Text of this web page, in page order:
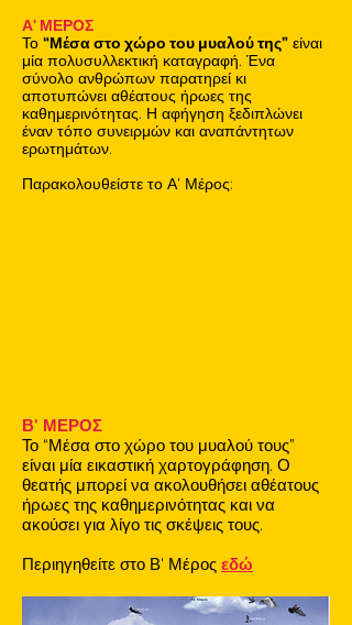
Α' ΜΕΡΟΣ
Το “Μέσα στο χώρο του μυαλού της” είναι
μία πολυσυλλεκτική καταγραφή. Ένα
σύνολο ανθρώπων παρατηρεί κι
αποτυπώνει αθέατους ήρωες της
καθημερινότητας. Η αφήγηση ξεδιπλώνει
έναν τόπο συνειρμών και αναπάντητων
ερωτημάτων.
Παρακολουθείστε το Α' Μέρος:
Β' ΜΕΡΟΣ
Το “Μέσα στο χώρο του μυαλού τους”
είναι μία εικαστική χαρτογράφηση. Ο
θεατής μπορεί να ακολουθήσει αθέατους
ήρωες της καθημερινότητας και να
ακούσει για λίγο τις σκέψεις τους.
Περιηγηθείτε στο Β' Μέρος εδώ